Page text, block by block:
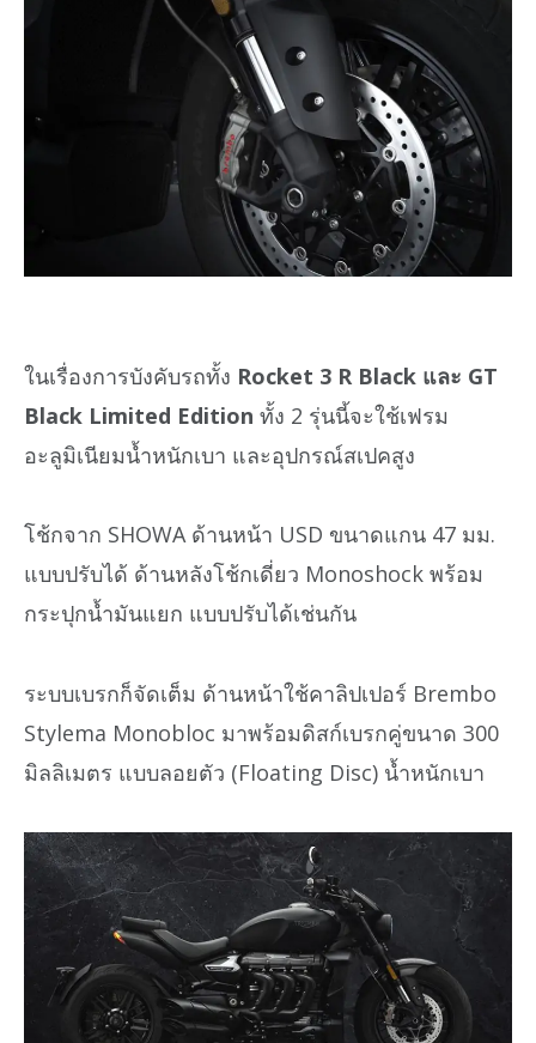
ในเรื่องการบังคับรถทั้ง Rocket 3 R Black และ GT
Black Limited Edition ทั้ง 2 รุ่นนี้จะใช้เฟรม
อะลูมิเนียมน้ำหนักเบา และอุปกรณ์สเปคสูง
โช้กจาก SHOWA ด้านหน้า USD ขนาดแกน 47 มม.
แบบปรับได้ ด้านหลังโช้กเดี่ยว Monoshock พร้อม
กระปุกน้ำมันแยก แบบปรับได้เช่นกัน
ระบบเบรกก็จัดเต็ม ด้านหน้าใช้คาลิปเปอร์ Brembo
Stylema Monobloc มาพร้อมดิสก์เบรกคู่ขนาด 300
มิลลิเมตร แบบลอยตัว (Floating Disc) น้ำหนักเบา